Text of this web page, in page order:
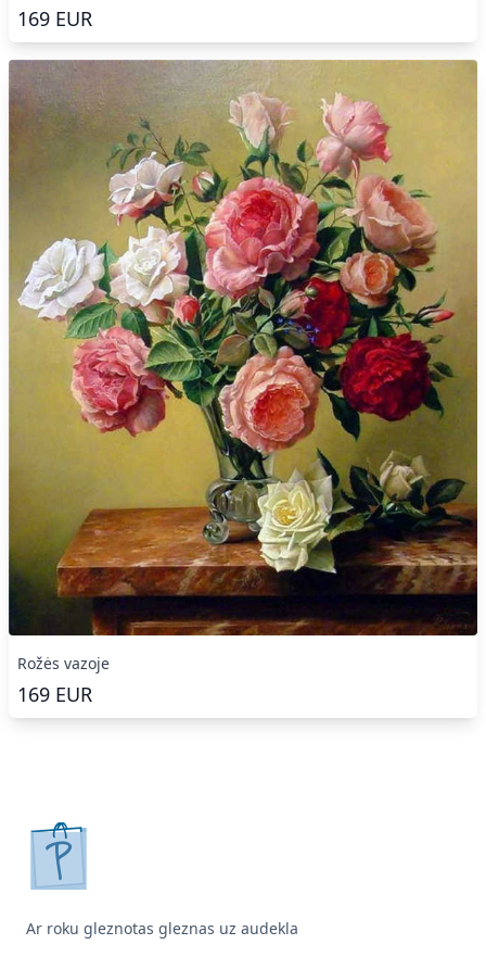
169 EUR
Rožės vazoje
169 EUR
pirkpaveiksla.lt
Ar roku gleznotas gleznas uz audekla